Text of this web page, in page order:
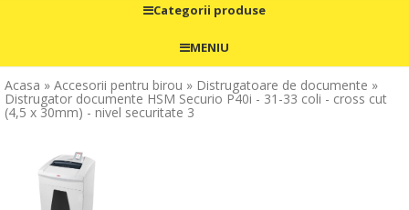
Categorii produse
MENIU
Acasa » Accesorii pentru birou » Distrugatoare de documente »
Distrugator documente HSM Securio P40i - 31-33 coli - cross cut
(4,5 x 30mm) - nivel securitate 3